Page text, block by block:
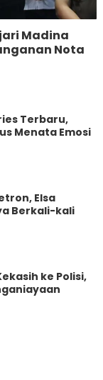
Madina
Nota
Terbaru,
Menata Emosi
Elsa
Berkali-kali
ke Polisi,